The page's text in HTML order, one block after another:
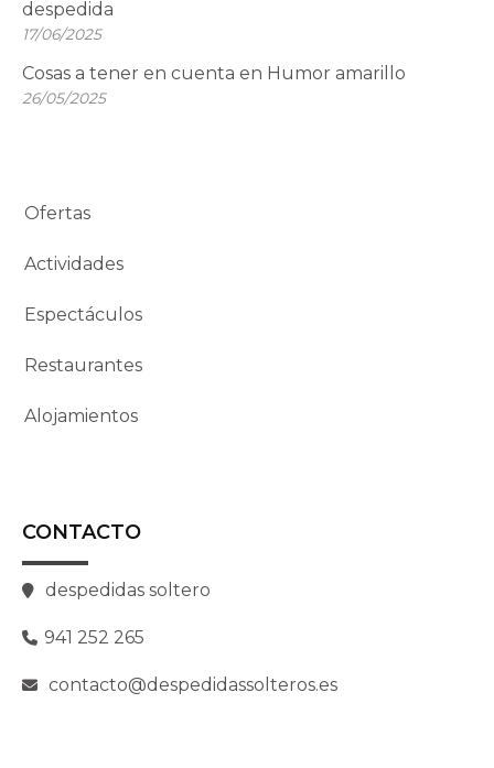
despedida
17/06/2025
Cosas a tener en cuenta en Humor amarillo
26/05/2025
Ofertas
Actividades
Espectáculos
Restaurantes
Alojamientos
CONTACTO
despedidas soltero
941 252 265
contacto@despedidassolteros.es